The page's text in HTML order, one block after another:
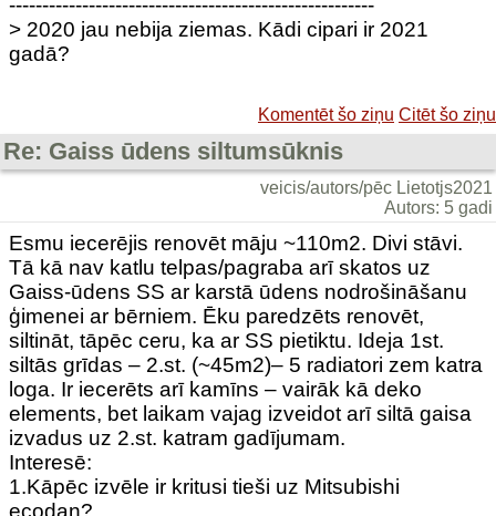
-------------------------------------------------------
> 2020 jau nebija ziemas. Kādi cipari ir 2021
gadā?
Komentēt šo ziņu Citēt šo ziņu
Re: Gaiss ūdens siltumsūknis
veicis/autors/pēc Lietotjs2021
Autors: 5 gadi
Esmu iecerējis renovēt māju ~110m2. Divi stāvi.
Tā kā nav katlu telpas/pagraba arī skatos uz
Gaiss-ūdens SS ar karstā ūdens nodrošināšanu
ģimenei ar bērniem. Ēku paredzēts renovēt,
siltināt, tāpēc ceru, ka ar SS pietiktu. Ideja 1st.
siltās grīdas – 2.st. (~45m2)– 5 radiatori zem katra
loga. Ir iecerēts arī kamīns – vairāk kā deko
elements, bet laikam vajag izveidot arī siltā gaisa
izvadus uz 2.st. katram gadījumam.
Interesē:
1.Kāpēc izvēle ir kritusi tieši uz Mitsubishi
ecodan?